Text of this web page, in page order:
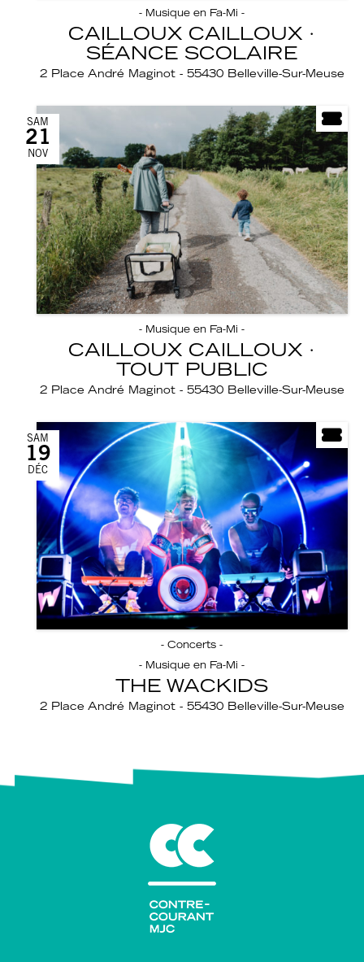
- Musique en Fa-Mi -
CAILLOUX CAILLOUX ·
SÉANCE SCOLAIRE
2 Place André Maginot - 55430 Belleville-Sur-Meuse
- Musique en Fa-Mi -
CAILLOUX CAILLOUX ·
TOUT PUBLIC
2 Place André Maginot - 55430 Belleville-Sur-Meuse
SAM
21
NOV
- Concerts -
- Musique en Fa-Mi -
THE WACKIDS
2 Place André Maginot - 55430 Belleville-Sur-Meuse
SAM
19
DÉC